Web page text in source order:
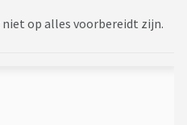
op alles voorbereidt zijn.